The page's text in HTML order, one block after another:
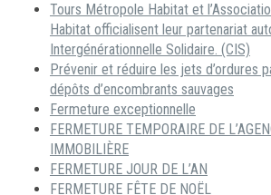
Tours Métropole Habitat et
Habitat officialisent leur partenariat
Intergénérationnelle Solidaire. (CIS)
Prévenir et réduire les jets d’ordures
dépôts d’encombrants sauvages
Fermeture exceptionnelle
FERMETURE TEMPORAIRE DE
IMMOBILIÈRE
FERMETURE JOUR DE L’AN
FERMETURE FÊTE DE NOËL